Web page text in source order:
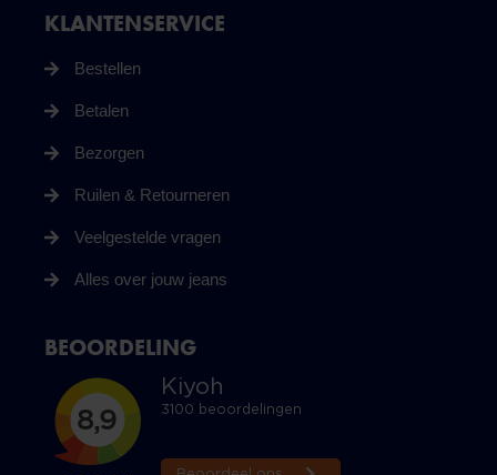
KLANTENSERVICE
Bestellen
Betalen
Bezorgen
Ruilen & Retourneren
Veelgestelde vragen
Alles over jouw jeans
BEOORDELING